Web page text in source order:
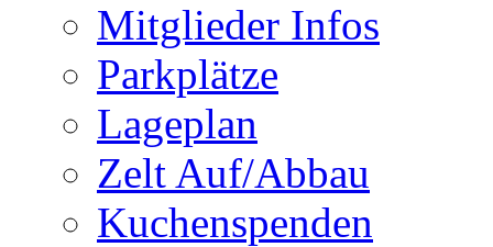
Mitglieder Infos
Parkplätze
Lageplan
Zelt Auf/Abbau
Kuchenspenden